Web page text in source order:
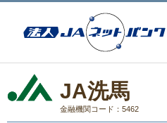
JA洗馬
金融機関コード：5462